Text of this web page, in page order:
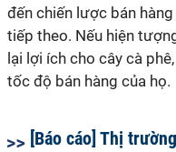
đến chiến lược bán
tiếp theo. Nếu hiện
lại lợi ích cho cây cà
tốc độ bán hàng của họ.
[Báo cáo] Thị